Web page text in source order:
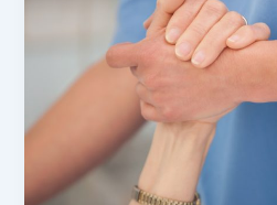
indenização